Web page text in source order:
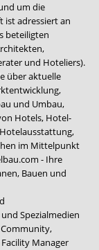
um die
ist adressiert an
beteiligten
und Hoteliers).
über aktuelle
und Umbau,
Hotels, Hotel-
im Mittelpunkt
- Ihre
Bauen und
Spezialmedien
,
Facility Manager